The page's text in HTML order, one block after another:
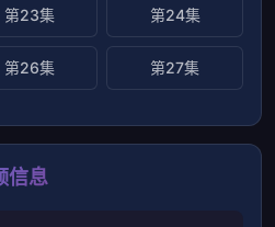
第23集 第24集
第26集 第27集
信息